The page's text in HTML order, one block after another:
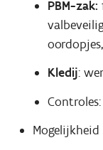
PBM-zak:
Kledij: